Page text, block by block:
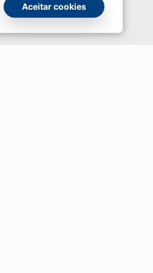
Aceitar cookies